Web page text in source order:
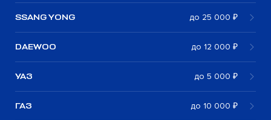
SSANG YONG до 25 000 ₽
DAEWOO до 12 000 ₽
УАЗ до 5 000 ₽
ГАЗ до 10 000 ₽